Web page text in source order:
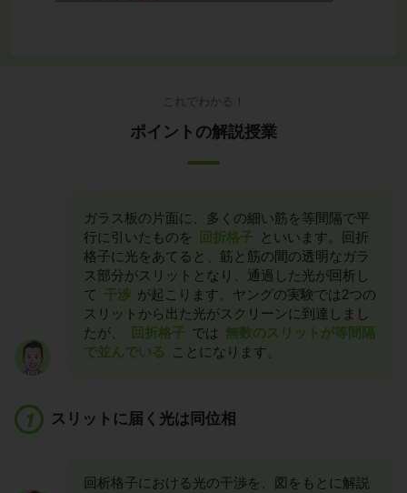
これでわかる！
ポイントの解説授業
ガラス板の片面に、多くの細い筋を等間隔で平
行に引いたものを
回折格子 といいます。回折
格子に光をあてると、筋と筋の間の透明なガラ
ス部分がスリットとなり、通過した光が回析し
て 干渉 が起こります。ヤングの実験では2つの
スリットから出た光がスクリーンに到達しまし
たが、
回折格子 では 無数のスリットが等間隔
で並んでいる
ことになります。
スリットに届く光は同位相
回析格子における光の干渉を、図をもとに解説